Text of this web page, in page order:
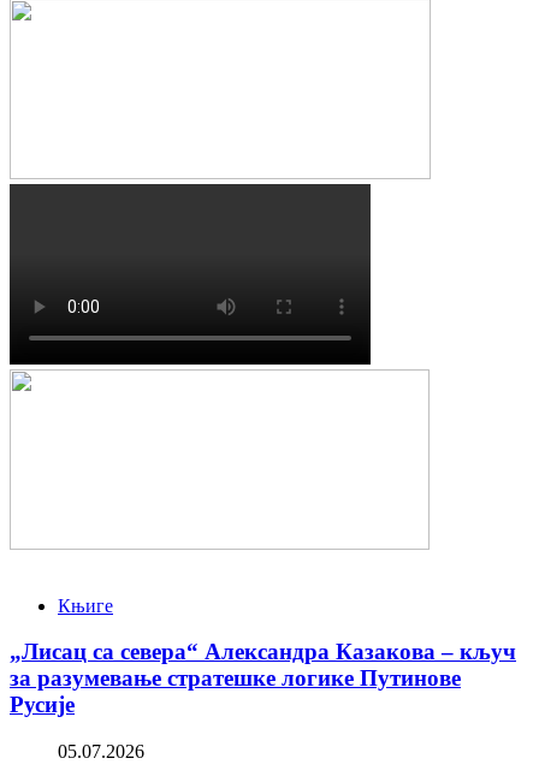
Књиге
„Лисац са севера“ Александра Казакова – кључ
за разумевање стратешке логике Путинове
Русије
05.07.2026